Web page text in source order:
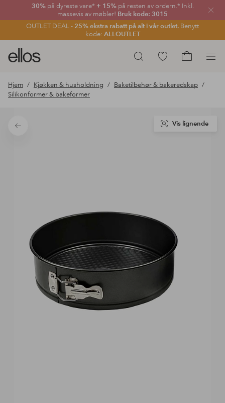
30% på dyreste vare* + 15%på resten av ordern.* Inkl.
massevis av møbler! Bruk kode: 3015
OUTLET DEAL - 25% ekstra rabatt på alt i vår outlet. Benytt
kode: ALLOUTLET
Lukk
Søk
Ellos
logo
gå
Gå
favorittmerkede
til
Hjem Kjøkken & husholdning
Baketilbehør & bakeredskap
Silikonformer & bakeformer
Tilbake
Vis lignende